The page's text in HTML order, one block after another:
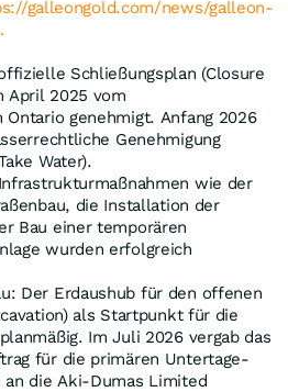
galleongold.com/news/galleon-
Schließungsplan (Closure
April 2025 vom
genehmigt. Anfang 2026
Genehmigung
Water).
wie der
die Installation der
Bau einer temporären
wurden erfolgreich
Der Erdaushub für den offenen
als Startpunkt für die
Im Juli 2026 vergab das
für die primären Untertage-
an die Aki-Dumas Limited